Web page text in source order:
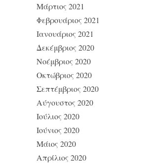
Μάρτιος 2021
Φεβρουάριος 2021
Ιανουάριος 2021
Δεκέμβριος 2020
Νοέμβριος 2020
Οκτώβριος 2020
Σεπτέμβριος 2020
Αύγουστος 2020
Ιούλιος 2020
Ιούνιος 2020
Μάιος 2020
Απρίλιος 2020